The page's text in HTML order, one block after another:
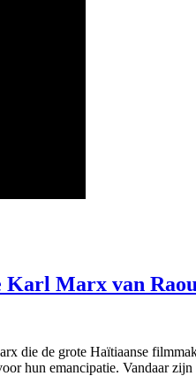
Karl Marx van
die de grote Haïtiaanse
hun emancipatie. Vandaar